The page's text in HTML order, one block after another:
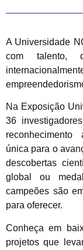
A Universidade
com talento,
Na Exposição
36
reconhecimento
única para o
descobertas
global ou
campeões são
para oferecer.
Conheça em
projetos que